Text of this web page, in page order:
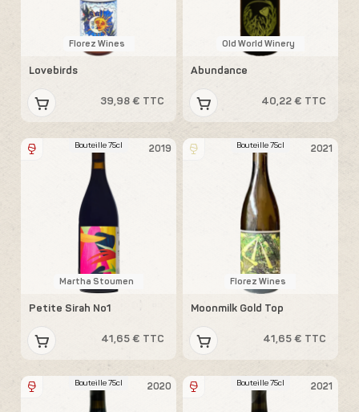
Florez Wines
Lovebirds
39,98 € TTC
Old World Winery
Abundance
40,22 € TTC
2019
Bouteille 75cl
Martha Stoumen
Petite Sirah No1
41,65 € TTC
2021
Bouteille 75cl
Florez Wines
Moonmilk Gold Top
41,65 € TTC
2020
Bouteille 75cl 2021
Bouteille 75cl